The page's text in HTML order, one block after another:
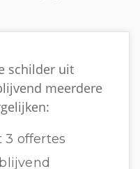
schilder uit
meerdere
3 offertes